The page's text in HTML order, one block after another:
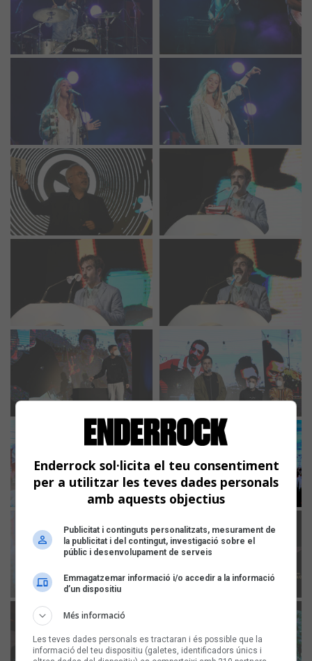
Enderrock sol·licita el teu consentiment
per a utilitzar les teves dades personals
amb aquests objectius
Publicitat i continguts personalitzats, mesurament de
la publicitat i del contingut, investigació sobre el
públic i desenvolupament de serveis
Emmagatzemar informació i/o accedir a la informació
d’un dispositiu
Més informació
Les teves dades personals es tractaran i és possible que la
informació del teu dispositiu (galetes, identificadors únics i